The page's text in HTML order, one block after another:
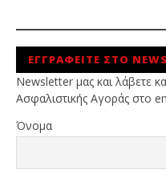
ΕΓΓΡΑΦΕΙΤΕ ΣΤΟ
Newsletter μας και λάβετε
Ασφαλιστικής Αγοράς στο
Όνομα